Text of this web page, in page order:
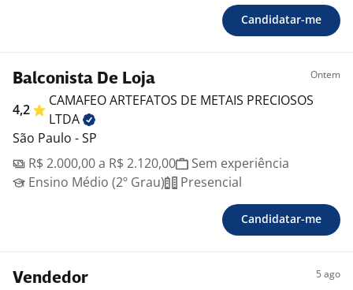
Candidatar-me
Balconista De Loja Ontem
4,2
CAMAFEO ARTEFATOS DE METAIS PRECIOSOS
LTDA
São Paulo - SP
R$ 2.000,00 a R$ 2.120,00
Sem experiência
Ensino Médio (2º Grau)
Presencial
Candidatar-me
Vendedor 5 ago